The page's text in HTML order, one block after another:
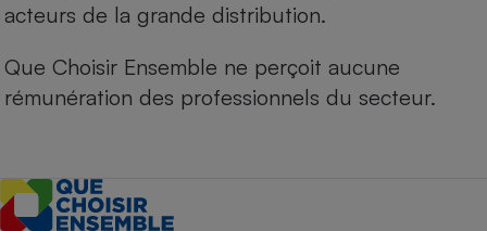
acteurs de la grande distribution.
Que Choisir Ensemble ne perçoit aucune
rémunération des professionnels du secteur.